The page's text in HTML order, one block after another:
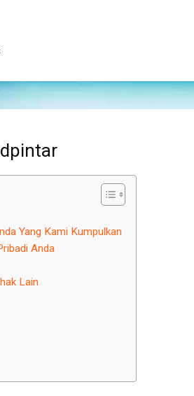
Yang Kami Kumpulkan
Anda
Lain